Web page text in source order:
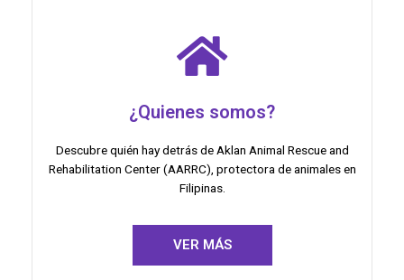
¿Quienes somos?
Descubre quién hay detrás de Aklan Animal Rescue and
Rehabilitation Center (AARRC), protectora de animales en
Filipinas.
VER MÁS